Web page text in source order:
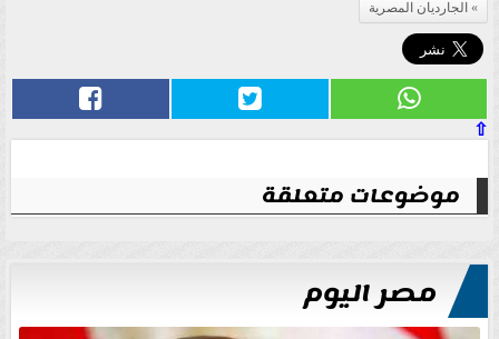
الجارديان المصرية
⇧
موضوعات متعلقة
مصر اليوم